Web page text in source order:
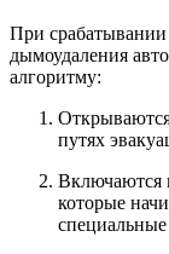
При
дымоудаления
алгоритму:
путях
которые